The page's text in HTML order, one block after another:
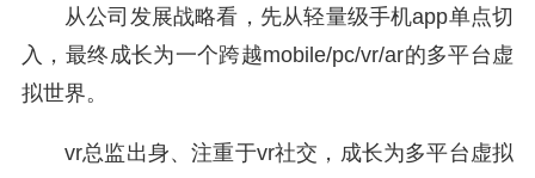
从公司发展战略看，先从轻量级手机app单点切
入，最终成长为一个跨越mobile/pc/vr/ar的多平台虚
拟世界。
vr总监出身、注重于vr社交，成长为多平台虚拟